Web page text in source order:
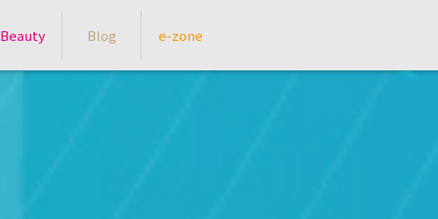
Beauty Blog e-zone